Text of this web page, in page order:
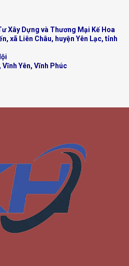
Xây Dựng và Thương Mại Kế Hoa
xã Liên Châu, huyện Yên Lạc, tỉnh
Yên, Vĩnh Phúc